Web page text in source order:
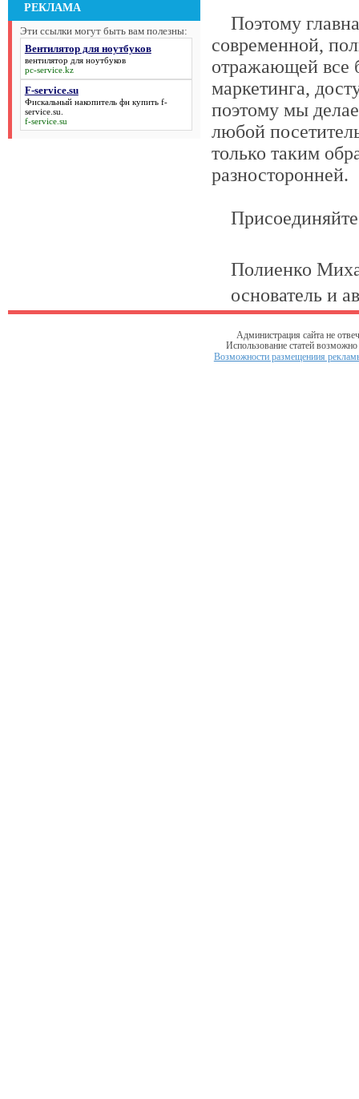
РЕКЛАМА
Эти ссылки могут быть вам полезны:
Вентилятор для ноутбуков
вентилятор для ноутбуков
pc-service.kz
F-service.su
Фискальный накопитель фн купить f-
service.su
f-service.su
Поэтому
современной,
отражающей все
маркетинга,
поэтому мы
любой
только таким
разносторонней.
Полиенко
основатель и
Администрация сайта не
Использование статей
Возможности размещениия